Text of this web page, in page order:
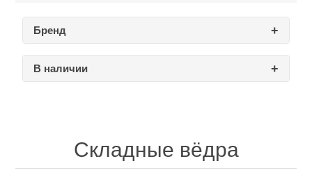
Поиск
Бренд
В наличии
Складные вёдра